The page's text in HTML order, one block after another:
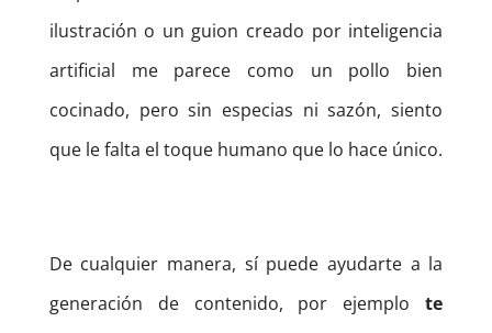
ilustración o un guion creado por inteligencia
artificial me parece como un pollo bien
cocinado, pero sin especias ni sazón, siento
que le falta el toque humano que lo hace único.
De cualquier manera, sí puede ayudarte a la
generación de contenido, por ejemplote